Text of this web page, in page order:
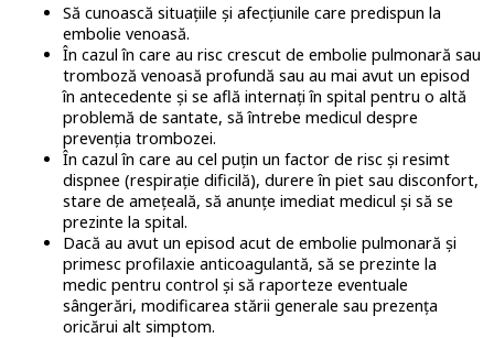
Să cunoască situațiile și afecțiunile care predispun la
embolie venoasă.
În cazul în care au risc crescut de embolie pulmonară sau
tromboză venoasă profundă sau au mai avut un episod
în antecedente și se află internați în spital pentru o altă
problemă de santate, să întrebe medicul despre
prevenția trombozei.
În cazul în care au cel puțin un factor de risc și resimt
dispnee (respirație dificilă), durere în piet sau disconfort,
stare de amețeală, să anunțe imediat medicul și să se
prezinte la spital.
Dacă au avut un episod acut de embolie pulmonară și
primesc profilaxie anticoagulantă, să se prezinte la
medic pentru control și să raporteze eventuale
sângerări, modificarea stării generale sau prezența
oricărui alt simptom.